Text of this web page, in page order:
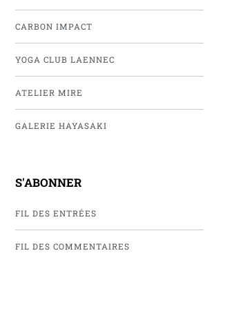
CARBON IMPACT
YOGA CLUB LAENNEC
ATELIER MIRE
GALERIE HAYASAKI
S'ABONNER
FIL DES ENTRÉES
FIL DES COMMENTAIRES